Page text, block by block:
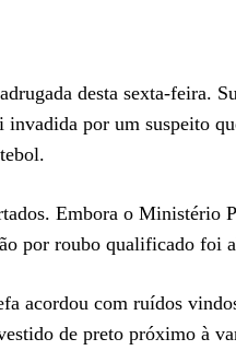
desta sexta-feira.
por um suspeito
Embora o Ministério
por roubo qualificado foi
acordou com ruídos
de preto próximo à